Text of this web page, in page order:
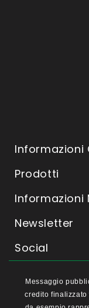
Informazioni
Prodotti
Informazioni
Newsletter
Social
Messaggio
credito